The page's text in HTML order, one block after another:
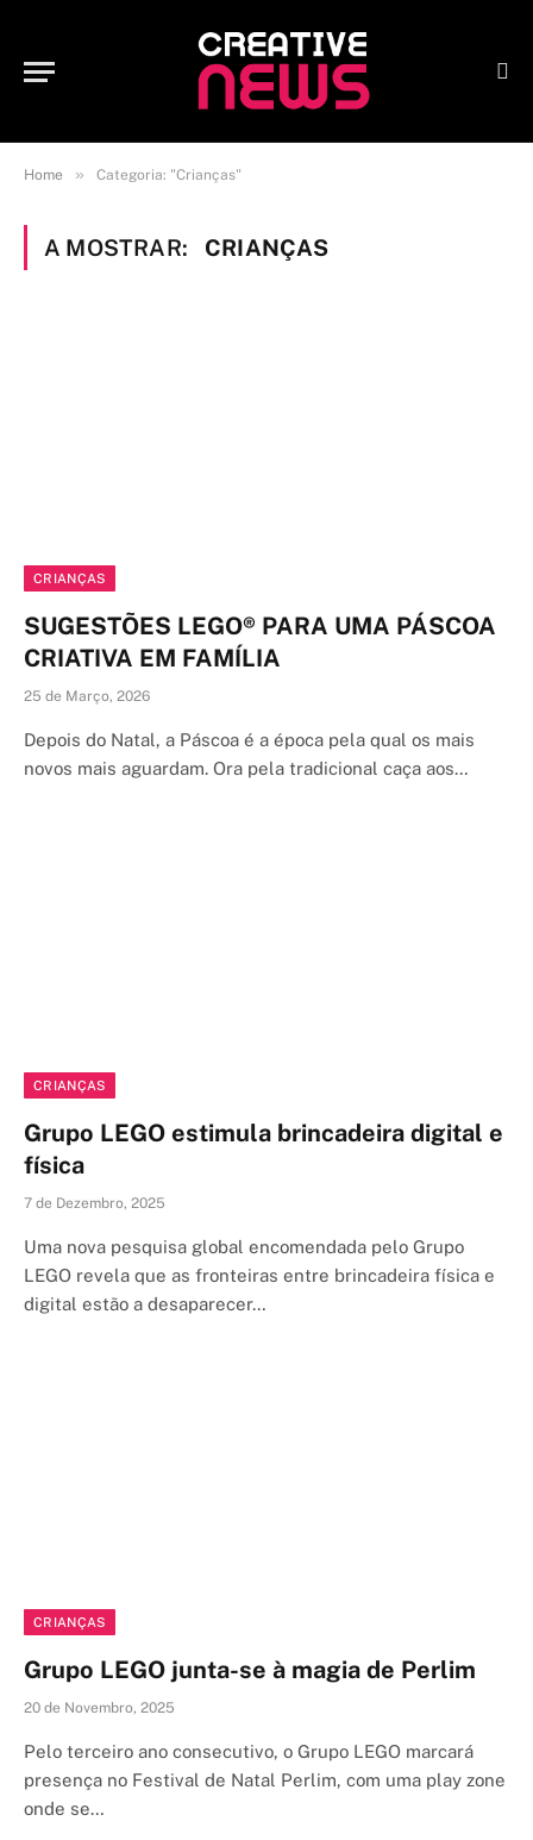
Home » Categoria: "Crianças"
A MOSTRAR: CRIANÇAS
CRIANÇAS
SUGESTÕES LEGO® PARA UMA PÁSCOA
CRIATIVA EM FAMÍLIA
25 de Março, 2026
Depois do Natal, a Páscoa é a época pela qual os mais
novos mais aguardam. Ora pela tradicional caça aos…
CRIANÇAS
Grupo LEGO estimula brincadeira digital e
física
7 de Dezembro, 2025
Uma nova pesquisa global encomendada pelo Grupo
LEGO revela que as fronteiras entre brincadeira física e
digital estão a desaparecer…
CRIANÇAS
Grupo LEGO junta-se à magia de Perlim
20 de Novembro, 2025
Pelo terceiro ano consecutivo, o Grupo LEGO marcará
presença no Festival de Natal Perlim, com uma play zone
onde se…